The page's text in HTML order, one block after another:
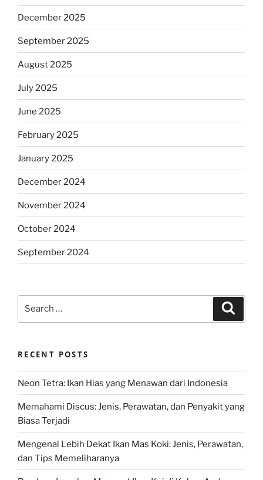
December 2025
September 2025
August 2025
July 2025
June 2025
February 2025
January 2025
December 2024
November 2024
October 2024
September 2024
RECENT POSTS
Neon Tetra: Ikan Hias yang Menawan dari Indonesia
Memahami Discus: Jenis, Perawatan, dan Penyakit yang
Biasa Terjadi
Mengenal Lebih Dekat Ikan Mas Koki: Jenis, Perawatan,
dan Tips Memeliharanya